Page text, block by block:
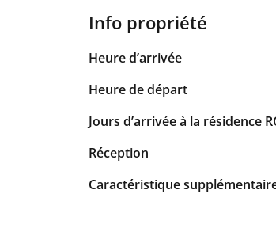
Info propriété
Heure d’arrivée
Heure de départ
Jours d’arrivée à la résidence
Réception
Caractéristique